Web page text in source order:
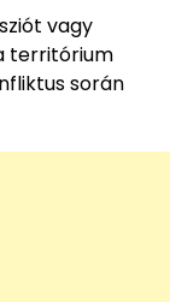
vagy
territórium
során